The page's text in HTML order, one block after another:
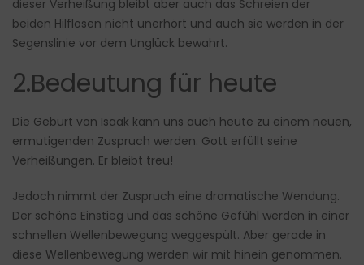
dieser Verheißung bleibt aber auch das Schreien der
beiden Hilflosen nicht unerhört und auch sie werden in der
Segenslinie vor dem Unglück bewahrt.
2.Bedeutung für heute
Die Geburt von Isaak kann uns auch heute zu einem neuen,
ermutigenden Zuspruch werden. Gott erfüllt seine
Verheißungen. Er bleibt treu!
Jedoch nimmt der Zuspruch eine dramatische Wendung.
Der schöne Einstieg und das schöne Gefühl werden in einer
schnellen Wellenbewegung weggespült. Aber gerade in
diese Wellenbewegung werden wir mit hinein genommen.